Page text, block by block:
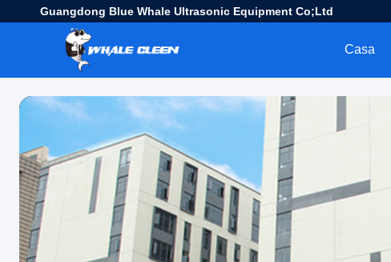
Guangdong Blue Whale Ultrasonic Equipment Co;Ltd
Casa